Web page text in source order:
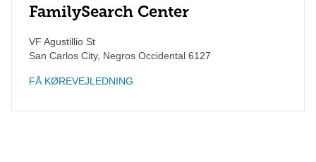
FamilySearch Center
VF Agustillio St
San Carlos City, Negros Occidental 6127
FÅ KØREVEJLEDNING